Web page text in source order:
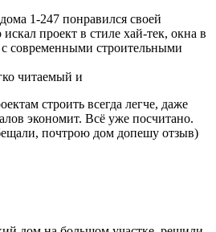
1-247 понравился своей
проект в стиле хай-тек, окна в
современными строительными
читаемый и
строить всегда легче, даже
экономит. Всё уже посчитано.
почтрою дом допешу отзыв)